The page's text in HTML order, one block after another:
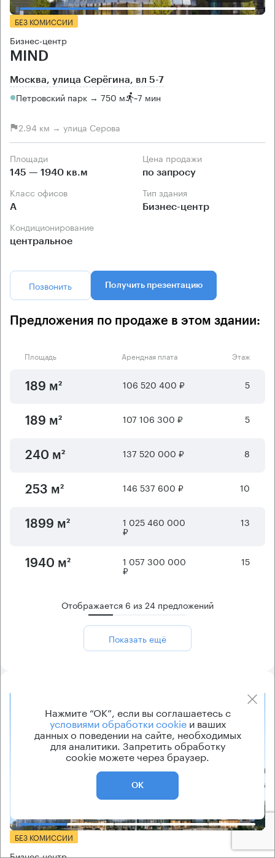
БЕЗ КОМИССИИ
Бизнес-центр
MIND
Москва, улица Серёгина, вл 5-7
Петровский парк → 750 м ~7 мин
2.94 км → улица Серова
Площади
145 — 1940 кв.м
Цена продажи
по запросу
Класс офисов
А
Тип здания
Бизнес-центр
Кондиционирование
центральное
Позвонить Получить презентацию
Предложения по продаже в этом здании:
Площадь Арендная плата Этаж
189 м² 106 520 400 ₽ 5
189 м² 107 106 300 ₽ 5
240 м² 137 520 000 ₽ 8
253 м² 146 537 600 ₽ 10
1899 м² 1 025 460 000
₽
13
1940 м² 1 057 300 000
₽
15
Отображается 6 из24 предложений
Показать ещё
БЕЗ КОМИССИИ
Нажмите “ОК”, если вы соглашаетесь с
условиями обработки cookieи ваших
данных о поведении на сайте, необходимых
для аналитики. Запретить обработку
cookie можете через браузер.
ОК